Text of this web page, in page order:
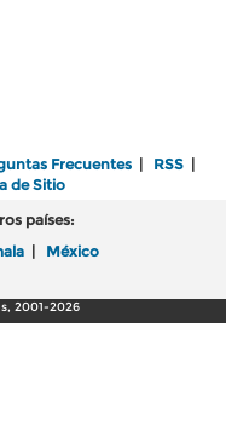
Frecuentes | RSS |
de Sitio
países:
| México
2001-2026